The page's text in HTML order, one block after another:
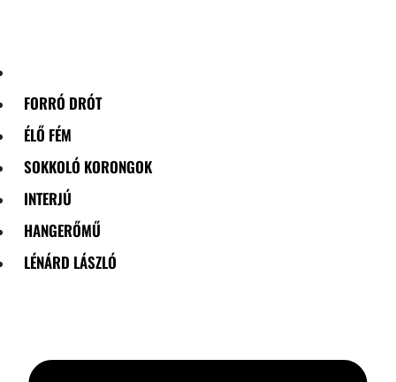
FORRÓ DRÓT
ÉLŐ FÉM
SOKKOLÓ KORONGOK
INTERJÚ
HANGERŐMŰ
LÉNÁRD LÁSZLÓ